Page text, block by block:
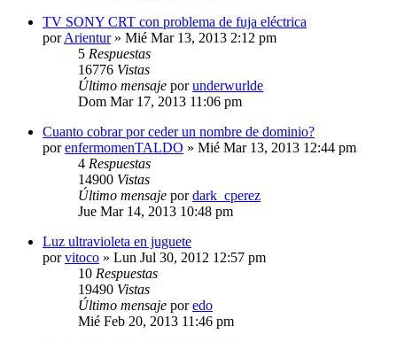
TV SONY CRT con problema de fuja eléctrica
porArientur» Mié Mar 13, 2013 2:12 pm
5 Respuestas
16776 Vistas
Último mensaje porunderwurlde
Dom Mar 17, 2013 11:06 pm
Cuanto cobrar por ceder un nombre de dominio?
porenfermomenTALDO » Mié Mar 13, 2013 12:44 pm
4 Respuestas
14900 Vistas
Último mensaje pordark_cperez
Jue Mar 14, 2013 10:48 pm
Luz ultravioleta en juguete
porvitoco » Lun Jul 30, 2012 12:57 pm
10 Respuestas
19490 Vistas
Último mensaje poredo
Mié Feb 20, 2013 11:46 pm